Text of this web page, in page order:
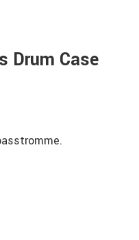
Drum Case